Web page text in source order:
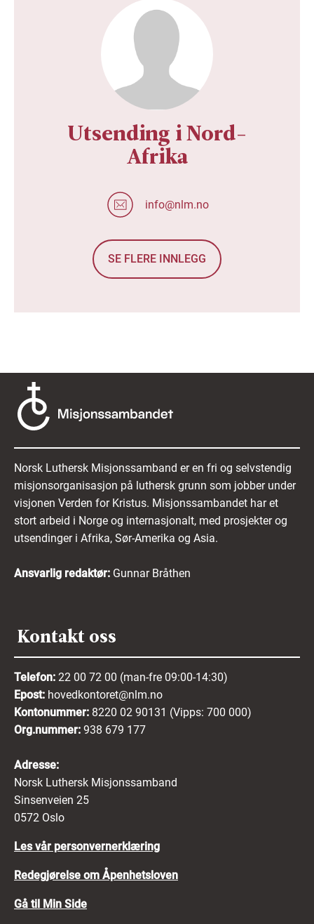
Utsending i Nord-
Afrika
info@nlm.no
SE FLERE INNLEGG
Norsk Luthersk Misjonssamband er en fri og selvstendig
misjonsorganisasjon på luthersk grunn som jobber under
visjonen Verden for Kristus. Misjonssambandet har et
stort arbeid i Norge og internasjonalt, med prosjekter og
utsendinger i Afrika, Sør-Amerika og Asia.
Ansvarlig redaktør: Gunnar Bråthen
Kontakt oss
Telefon: 22 00 72 00 (man-fre 09:00-14:30)
Epost: hovedkontoret@nlm.no
Kontonummer: 8220 02 90131 (Vipps: 700 000)
Org.nummer: 938 679 177
Adresse:
Norsk Luthersk Misjonssamband
Sinsenveien 25
0572 Oslo
Les vår personvernerklæring
Redegjørelse om Åpenhetsloven
Gå til Min Side